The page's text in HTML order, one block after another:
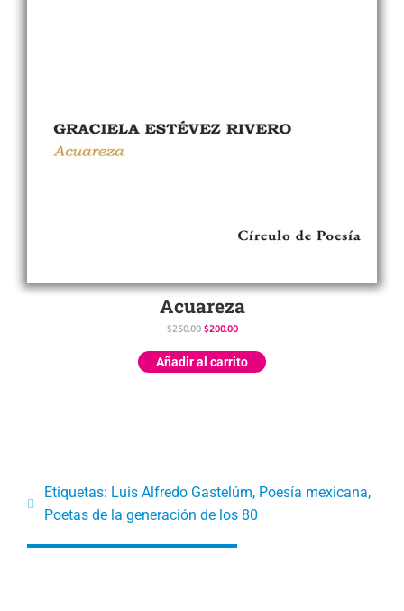
Acuareza
$250.00 $200.00
Añadir al carrito
Etiquetas: Luis Alfredo Gastelúm, Poesía mexicana,
Poetas de la generación de los 80